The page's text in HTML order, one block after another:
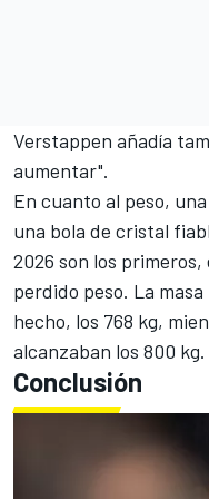
Verstappen añadía
aumentar".
En cuanto al peso,
una bola de cristal
2026 son los
perdido peso. La
hecho, los 768 kg,
alcanzaban los 800 kg.
Conclusión